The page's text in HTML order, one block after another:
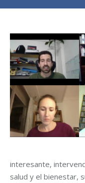
interesante,
salud y el bienestar,